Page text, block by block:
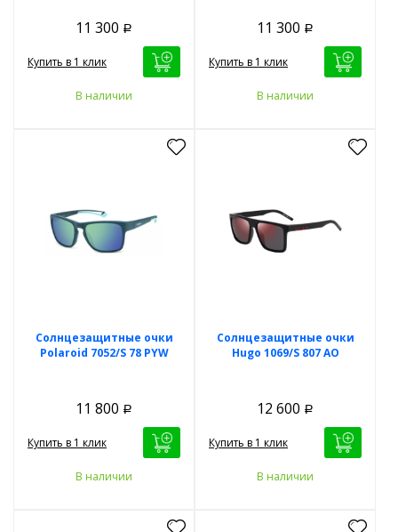
11 300 Р
Купить в 1 клик
В наличии
11 300 Р
Купить в 1 клик
В наличии
Солнцезащитные очки
Polaroid 7052/S 78 PYW
11 800 Р
Купить в 1 клик
В наличии
Солнцезащитные очки
Hugo 1069/S 807 AO
12 600 Р
Купить в 1 клик
В наличии